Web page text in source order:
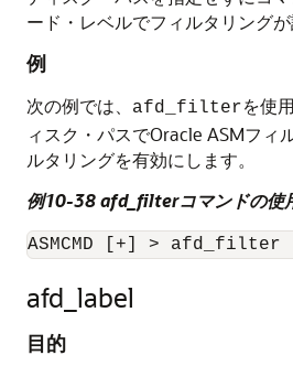
ード・レベルでフィルタリングが
例
次の例では、 afd_filterを使
ィスク・パスでOracle ASMフィ
ルタリングを有効にします。
例10-38 afd_filterコマンドの使
ASMCMD [+] > afd_filter
afd_label
目的